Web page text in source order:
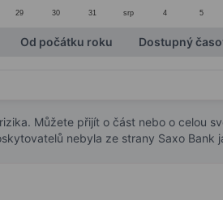
29 30 31 srp 4 5
Od počátku roku Dostupný
Můžete přijít o část nebo o celou
nebyla ze strany Saxo Bank